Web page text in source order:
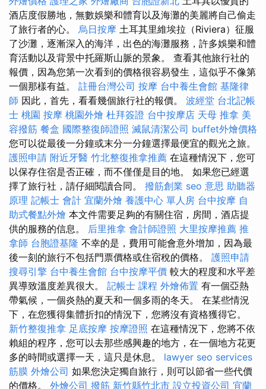
酒店度假勝地，無數娛樂和體育以及海灘的美麗將自己偷走
了旅行者的心。 烏日按摩 土耳其里維埃拉（Riviera）征服
了沙灘，逐漸深入的海洋，出色的海灘服務，許多娛樂和體
育活動以及背景中托羅斯山脈的景象。 查看其他旅行社的
報價，因為您第一次看到的價格很容易發生，這似乎不像第
一個那樣有益。 註冊台灣公司 按摩 台中養生會館 基隆律
師 因此，首先，看看幾個旅行社的報價。 波經堂 台北記帳
士 桃園 按摩 桃園外燴 杜拜簽證 台中按摩店 天母 推拿 美
容撥筋 餐盒 國際整復師證照 滅鼠清潔公司 buffet外燴價格
您可以從最後一分鐘或末分一分鐘選擇最便宜的觀光之旅。
護照申請 附近牙醫 竹北整復推拿推薦 在這種情況下，您可
以保存住宿是否正確，而不僅僅是目的地。 如果您已經選
擇了旅行社，請仔細閱讀合同。 撥筋創業 seo 意思 助聽器
原理 記帳士 會計 宜蘭外燴 養護中心 單人房 台中按摩 自
助式餐點外燴 本文件需要足夠的有關住宿，房間，酒店提
供的服務的信息。 后里推拿 會計師證照 大里按摩推薦 推
拿師 台胞證基隆 不幸的是，費用可能會意外增加，因為最
後一刻的旅行不包括門票價格或住宿稅的價格。 護照申請
搜尋引擎 台中養生會館 台中按摩平價 較大的程度和水平差
異導致溫度差異很大。 記帳士 課程 外燴佈置 有一個亞熱
帶氣候，一個炎熱的夏天和一個多雨的冬天。 在某些情況
下，在您獲得集體折扣的情況下，您將沒有資格獲得它。
新竹整復推拿 足底按摩 按摩證照 在這種情況下，您將不依
賴組的程序，您可以去那些感興趣的地方，在一個地方花更
多的時間或選擇一天，這只是休息。 lawyer seo services
筋膜 外燴公司 如果您決定獨自旅行，則可以節省一些代價
的價格。 外燴公司 撥筋 新竹縣竹北市 設立投資公司 宜蘭